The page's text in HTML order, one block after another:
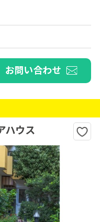
お問い合わせ
ハウス